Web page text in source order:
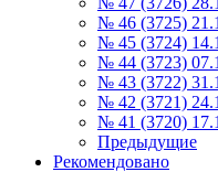
№ 46 (3725)
№ 45 (3724)
№ 44 (3723)
№ 43 (3722)
№ 42 (3721)
№ 41 (3720)
Предыдущие
Рекомендовано